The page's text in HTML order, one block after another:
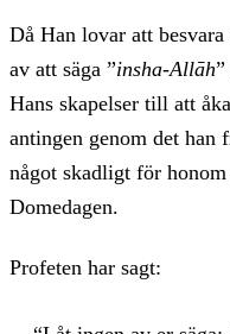
Då Han lovar att besvara
av att säga ”insha-Allāh
Hans skapelser till att
antingen genom det han
något skadligt för
Domedagen.
Profeten har sagt: